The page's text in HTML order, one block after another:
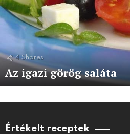
4 Shares
Az igazi görög saláta
Értékelt receptek